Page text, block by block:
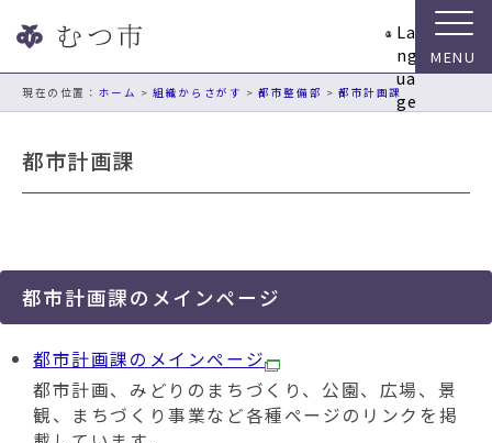
ビ
シ
プ
ニ
ー
La
ng
ua
ge
現在の位置： ホーム >組織からさがす >都市整備部 >都市計画課
都市計画課
都市計画課のメインページ
都市計画課のメインページ
都市計画、みどりのまちづくり、公園、広場、景
観、まちづくり事業など各種ページのリンクを掲